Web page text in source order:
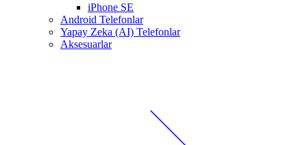
iPhone SE
Android Telefonlar
Yapay Zeka (AI) Telefonlar
Aksesuarlar